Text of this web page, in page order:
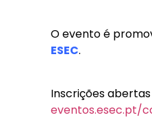
O evento é
ESEC.
Inscrições
eventos.esec.pt/